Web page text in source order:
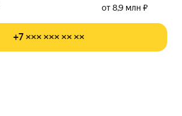
от 8,9 млн ₽
+7 ××× ××× ×× ××